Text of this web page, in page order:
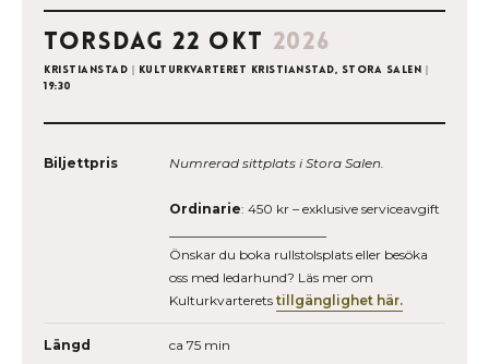
torsdag 22 okt 2026
Kristianstad | Kulturkvarteret Kristianstad, Stora salen |
19:30
Biljettpris Numrerad sittplats i Stora Salen.
Ordinarie: 450 kr – exklusive serviceavgift
Önskar du boka rullstolsplats eller besöka
oss med ledarhund? Läs mer om
Kulturkvarterets tillgänglighet här.
Längd ca 75 min